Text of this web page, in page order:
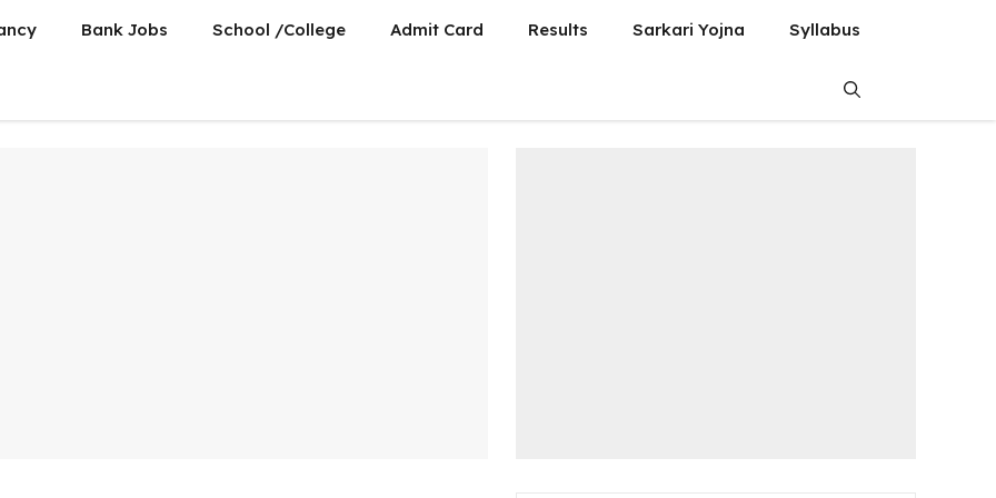
Bank Jobs School /College Admit Card Results Sarkari Yojna Syllabus